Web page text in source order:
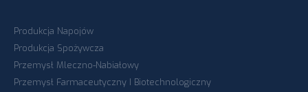
Produkcja Napojów
Produkcja Spożywcza
Przemysł Mleczno-Nabiałowy
Przemysł Farmaceutyczny I Biotechnologiczny